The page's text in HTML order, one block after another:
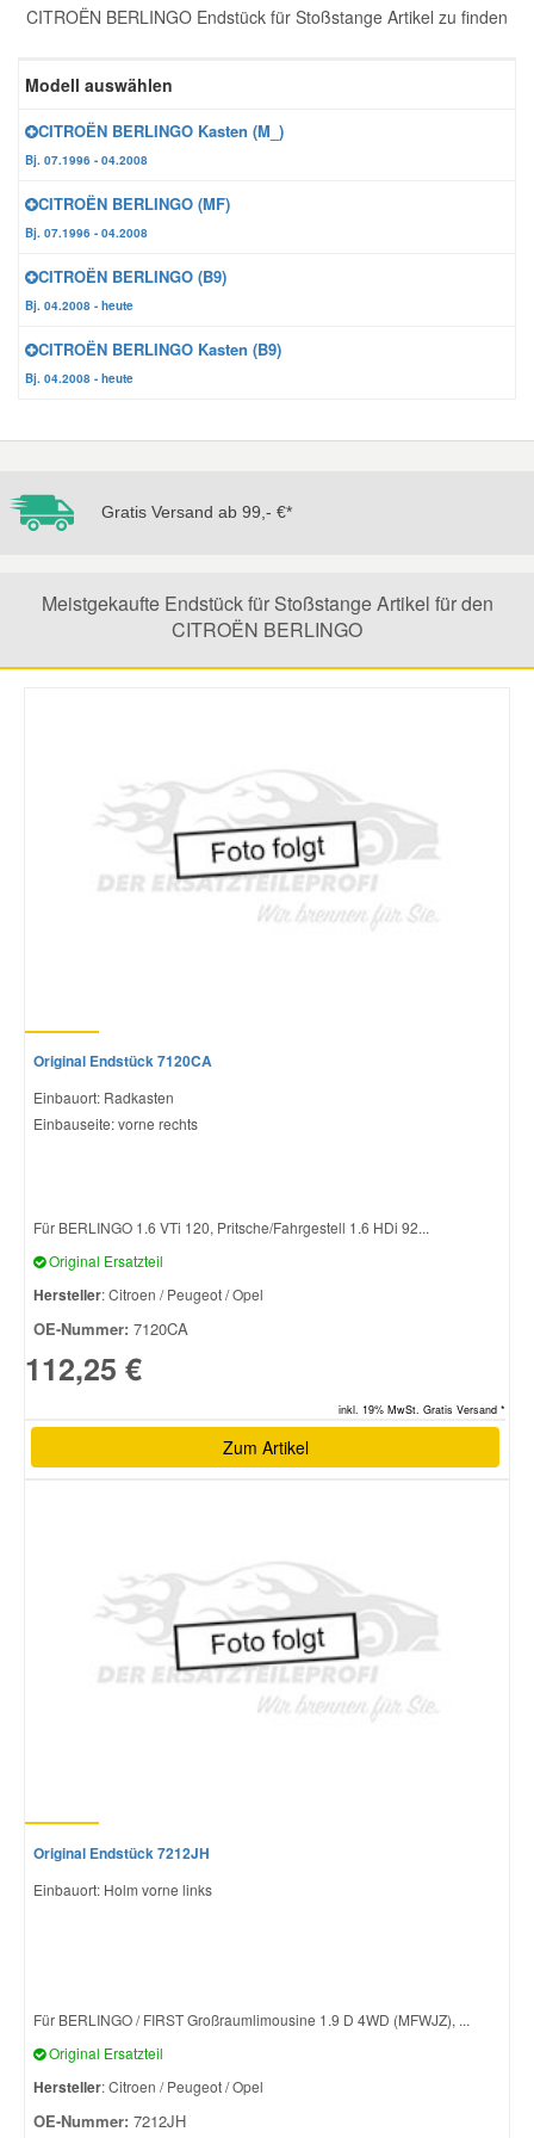
CITROËN BERLINGO Endstück für Stoßstange Artikel zu finden
Modell auswählen
CITROËN BERLINGO Kasten (M_)
Bj. 07.1996 - 04.2008
CITROËN BERLINGO (MF)
Bj. 07.1996 - 04.2008
CITROËN BERLINGO (B9)
Bj. 04.2008 - heute
CITROËN BERLINGO Kasten (B9)
Bj. 04.2008 - heute
Gratis Versand ab 99,- €*
Meistgekaufte Endstück für Stoßstange Artikel für den
CITROËN BERLINGO
Original Endstück 7120CA
Einbauort: Radkasten
Einbauseite: vorne rechts
Für BERLINGO 1.6 VTi 120, Pritsche/Fahrgestell 1.6 HDi 92...
Original Ersatzteil
Hersteller: Citroen / Peugeot / Opel
OE-Nummer: 7120CA
112,25 €
inkl. 19% MwSt. Gratis Versand *
Zum Artikel
Original Endstück 7212JH
Einbauort: Holm vorne links
Für BERLINGO / FIRST Großraumlimousine 1.9 D 4WD (MFWJZ), ...
Original Ersatzteil
Hersteller: Citroen / Peugeot / Opel
OE-Nummer: 7212JH
Zündanlage und Glühanlage
Winter-Autozubehör
Hyundai Ersatzteile
Jeep Ersatzteile
Lancia Ersatzteile
Mitsubishi Ersatzteile
Nissan Ersatzteile
Skoda Ersatzteile
Smart Ersatzteile
Toyota Ersatzteile
Vauxhall Ersatzteile